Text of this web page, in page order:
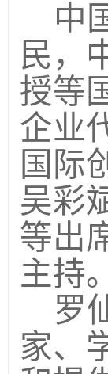
中
民，
授等
企业
国际
吴彩
等出
主持。
罗
家、